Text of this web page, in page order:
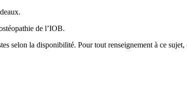
de l’IOB.
selon la disponibilité. Pour tout renseignement à ce